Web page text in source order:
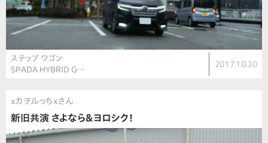
ステップ ワゴン
SPADA HYBRID G…
2017.10.30
ｘカヲルっちｘさん
新旧共演 さよなら＆ヨロシク！